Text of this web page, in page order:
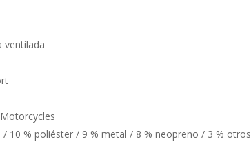
ventilada
/ 10 % poliéster / 9 % metal / 8 % neopreno / 3 % otros